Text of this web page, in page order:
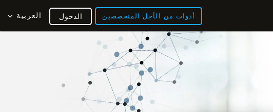
أدوات من الأجل المتخصصين العربية الدخول